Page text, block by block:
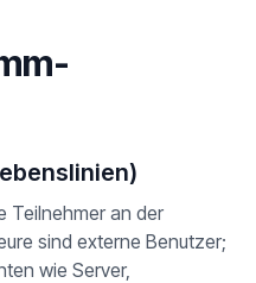
Teilnehmer an der
sind externe Benutzer;
wie Server,